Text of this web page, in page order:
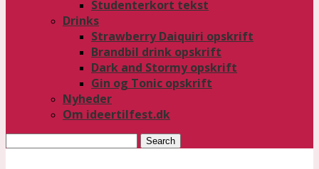
Studenterkort tekst
Drinks
Strawberry Daiquiri opskrift
Brandbil drink opskrift
Dark and Stormy opskrift
Gin og Tonic opskrift
Nyheder
Om ideertilfest.dk
Search